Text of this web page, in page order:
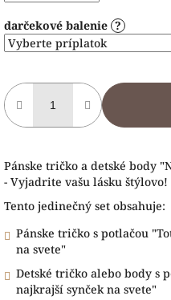
darčekové balenie ?
Pánske tričko a detské body
- Vyjadrite vašu lásku štýlovo!
Tento jedinečný set obsahuje:
Pánske tričko s potlačou
na svete"
Detské tričko alebo body s
najkrajší synček na svete"